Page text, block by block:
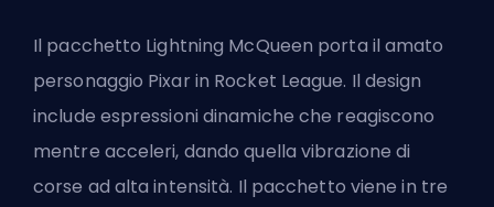
Il pacchetto Lightning McQueen porta il amato
personaggio Pixar in Rocket League. Il design
include espressioni dinamiche che reagiscono
mentre acceleri, dando quella vibrazione di
corse ad alta intensità. Il pacchetto viene in tre